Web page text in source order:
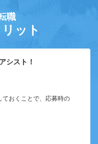
職
ット
シスト！
おくことで、応募時の